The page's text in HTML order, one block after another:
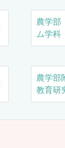
農学
ム学科
農学部
教育研